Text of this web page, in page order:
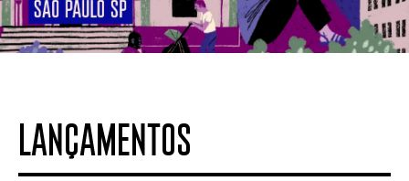
LANÇAMENTOS